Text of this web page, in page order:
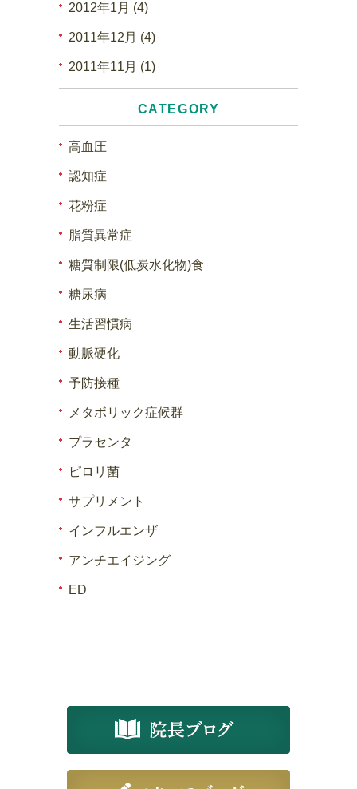
2012年1月 (4)
2011年12月 (4)
2011年11月 (1)
CATEGORY
高血圧
認知症
花粉症
脂質異常症
糖質制限(低炭水化物)食
糖尿病
生活習慣病
動脈硬化
予防接種
メタボリック症候群
プラセンタ
ピロリ菌
サプリメント
インフルエンザ
アンチエイジング
ED